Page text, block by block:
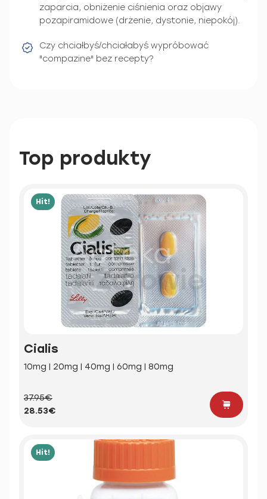
zaparcia, obniżenie ciśnienia oraz objawy
pozapiramidowe (drżenie, dystonie, niepokój).
Czy chciałbyś/chciałabyś wypróbować
"compazine" bez recepty?
Top produkty
Hit!
Cialis
10mg | 20mg | 40mg | 60mg | 80mg
37.95€
28.53€
Hit!